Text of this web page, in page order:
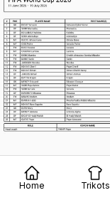
Home Trikots